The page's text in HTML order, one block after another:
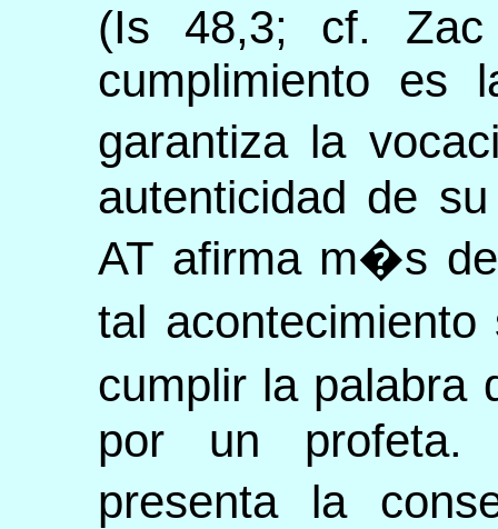
(Is 48,3; cf.
cumplimiento es
garantiza la
autenticidad de
AT afirma m�s
tal
cumplir la palabra
por un
presenta la